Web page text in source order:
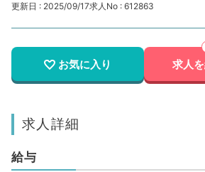
更新日 : 2025/09/17求人No : 612863
お気に入り 求人
求人詳細
給与